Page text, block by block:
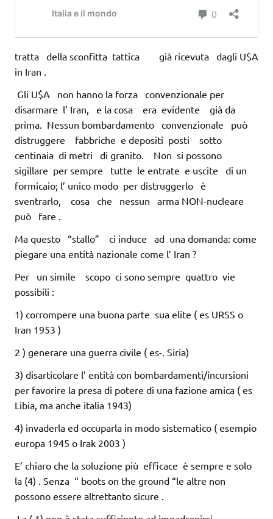
tratta della sconfitta tattica già ricevuta dagli U$A
in Iran .
Gli U$A non hanno la forza convenzionale per
disarmare l’ Iran, e la cosa era evidente già da
prima. Nessun bombardamento convenzionale può
distruggere fabbriche e depositi posti sotto
centinaia di metri di granito. Non si possono
sigillare per sempre tutte le entrate e uscite di un
formicaio; l’ unico modo per distruggerlo è
sventrarlo, cosa che nessun arma NON-nucleare
può fare .
Ma questo “stallo” ci induce ad una domanda: come
piegare una entità nazionale come l’ Iran ?
Per un simile scopo ci sono sempre quattro vie
possibili :
1) corrompere una buona parte sua elite ( es URSS o
Iran 1953 )
2 ) generare una guerra civile ( es-. Siria)
3) disarticolare l’ entità con bombardamenti/incursioni
per favorire la presa di potere di una fazione amica ( es
Libia, ma anche italia 1943)
4) invaderla ed occuparla in modo sistematico ( esempio
europa 1945 o Irak 2003 )
E’ chiaro che la soluzione più efficace è sempre e solo
la (4) . Senza “ boots on the ground “le altre non
possono essere altrettanto sicure .